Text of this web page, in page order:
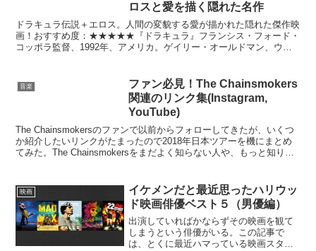
ロスと愛を描く隠れた名作
ドラキュラ伝説＋エロス。人間の変貌する愛が描かれた隠れた傑作映
画！おすすめ度：★★★★★『ドラキュラ』フランシス・フォード・
コッポラ監督、1992年、アメリカ。ゲイリー・オールドマン、ウィ
音楽
ファン必見！The Chainsmokers
関連のリンク集(Instagram,
YouTube)
The Chainsmokersのファンで以前からフォローしてきたが、いくつ
か紹介したいリンクがたまったので2018年日本ツアーを機にまとめ
てみた。The Chainsmokersをまだよく知らない人や、もっと知りた
映画
イケメンだと最近思ったハリウッ
ド映画俳優ベスト５（男優編）
出演していればかならずその映画を観て
しまうという俳優がいる。この記事で
は、とくに最近ハマっている映画スター